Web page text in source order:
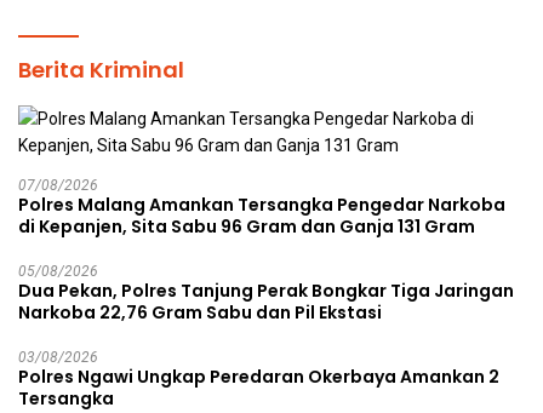
Berita Kriminal
07/08/2026
Polres Malang Amankan Tersangka Pengedar Narkoba
di Kepanjen, Sita Sabu 96 Gram dan Ganja 131 Gram
05/08/2026
Dua Pekan, Polres Tanjung Perak Bongkar Tiga Jaringan
Narkoba 22,76 Gram Sabu dan Pil Ekstasi
03/08/2026
Polres Ngawi Ungkap Peredaran Okerbaya Amankan 2
Tersangka